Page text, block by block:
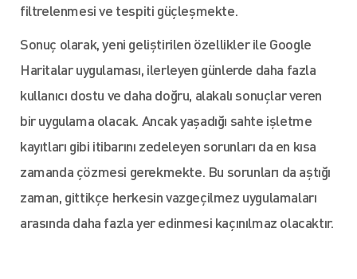
filtrelenmesi ve tespiti güçleşmekte.
Sonuç olarak, yeni geliştirilen özellikler ile Google
Haritalar uygulaması, ilerleyen günlerde daha fazla
kullanıcı dostu ve daha doğru, alakalı sonuçlar veren
bir uygulama olacak. Ancak yaşadığı sahte işletme
kayıtları gibi itibarını zedeleyen sorunları da en kısa
zamanda çözmesi gerekmekte. Bu sorunları da aştığı
zaman, gittikçe herkesin vazgeçilmez uygulamaları
arasında daha fazla yer edinmesi kaçınılmaz olacaktır.